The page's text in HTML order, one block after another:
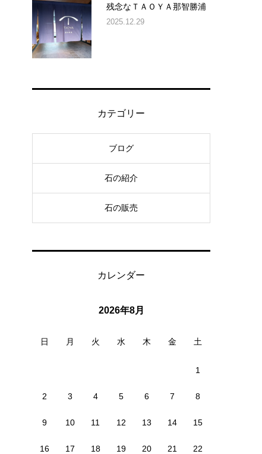
残念なＴＡＯＹＡ那智勝浦
2025.12.29
カテゴリー
ブログ
石の紹介
石の販売
カレンダー
2026年8月
日 月 火 水 木 金 土
1
2 3 4 5 6 7 8
9 10 11 12 13 14 15
16 17 18 19 20 21 22